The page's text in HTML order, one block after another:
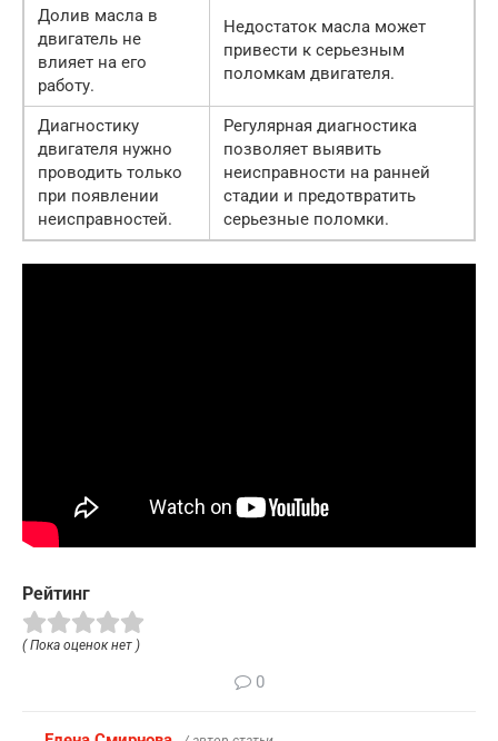
Долив масла в
двигатель не
влияет на его
работу.
Недостаток масла может
привести к серьезным
поломкам двигателя.
Диагностику
двигателя нужно
проводить только
при появлении
неисправностей.
Регулярная диагностика
позволяет выявить
неисправности на ранней
стадии и предотвратить
серьезные поломки.
Рейтинг
( Пока оценок нет )
0